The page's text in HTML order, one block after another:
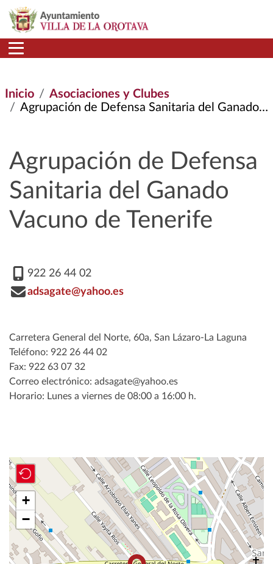
Pasar al contenido principal
Inicio
Asociaciones y Clubes
Agrupación de Defensa Sanitaria del Ganado Vacuno de Tenerife
Agrupación de Defensa
Sanitaria del Ganado
Vacuno de Tenerife
922 26 44 02
adsagate@yahoo.es
Carretera General del Norte, 60a, San Lázaro-La Laguna
Teléfono: 922 26 44 02
Fax: 922 63 07 32
Correo electrónico: adsagate@yahoo.es
Horario: Lunes a viernes de 08:00 a 16:00 h.
+
−